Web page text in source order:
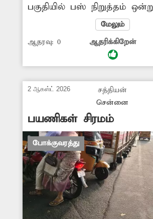
பகுதியில் பஸ் நிறுத்தம்
ஆனால், அந்த பஸ்
சரிவர நிறுத்துவதில்லை.
பஸ் ஏற வரும் பயணிகள்
காத்திருக்கும் அவல நிலை
துறை அதிகாரிகள் விரைந்து
எடுக்கவேண்டும் என
எதிர்பார்க்கின்றனர்.
மேலும்
ஆதரவு: 0 ஆதரிக்கிறேன்
2 ஆகஸ்ட் 2026
சத்தியன்
சென்னை
பயணிகள் சிரமம்
போக்குவரத்து